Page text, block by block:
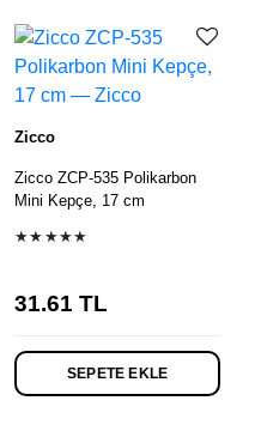
Zicco
Zicco ZCP-535 Polikarbon
Mini Kepçe, 17 cm
★★★★★
31.61 TL
SEPETE EKLE